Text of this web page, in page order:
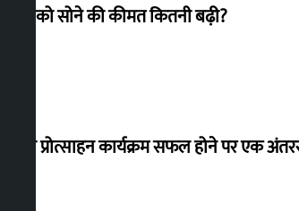
शुक्रवार को सोने की कीमत कितनी बढ़ी?
‘करदाता प्रोत्साहन कार्यक्रम सफल होने पर एक